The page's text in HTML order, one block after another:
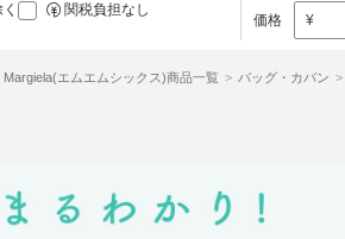
関税負担なし
価格 ¥
Margiela(エムエムシックス)商品一覧
バッグ・カバン